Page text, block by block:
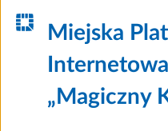
Miejska
Internetowa
„Magiczny